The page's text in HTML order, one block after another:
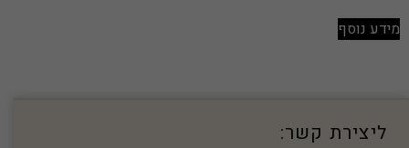
מידע נוסף
ליצירת קשר: